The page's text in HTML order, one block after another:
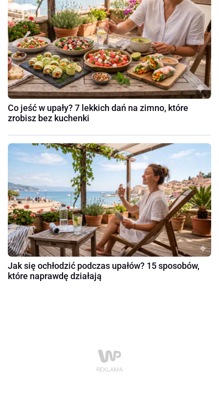
Co jeść w upały? 7 lekkich dań na zimno, które
zrobisz bez kuchenki
Jak się ochłodzić podczas upałów? 15 sposobów,
które naprawdę działają